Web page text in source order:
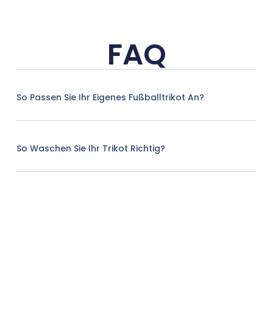
FAQ
So Passen Sie Ihr Eigenes Fußballtrikot An?
So Waschen Sie Ihr Trikot Richtig?